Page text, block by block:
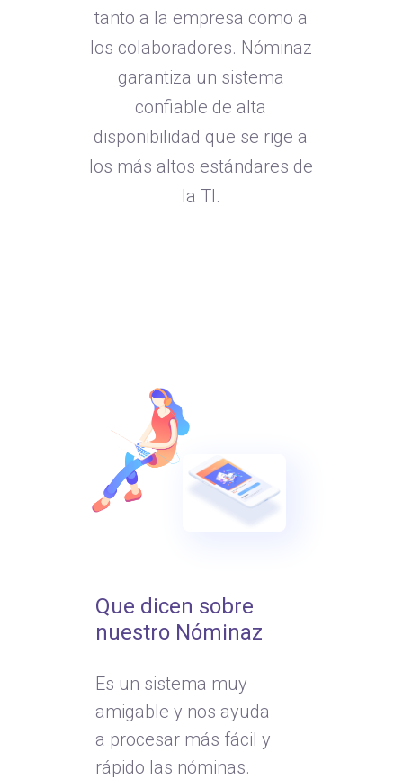
tanto a la empresa como a
los colaboradores. Nóminaz
garantiza un sistema
confiable de alta
disponibilidad que se rige a
los más altos estándares de
la TI.
Que dicen sobre
nuestro Nóminaz
Es un sistema muy
amigable y nos ayuda
a procesar más fácil y
rápido las nóminas.